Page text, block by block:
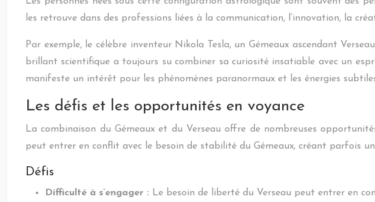
les retrouve dans des professions liées à la communication, l’innovation, la
Par exemple, le célèbre inventeur Nikola Tesla, un Gémeaux ascendant
brillant scientifique a toujours su combiner sa curiosité insatiable avec un
manifeste un intérêt pour les phénomènes paranormaux et les énergies
Les défis et les opportunités en voyance
La combinaison du Gémeaux et du Verseau offre de nombreuses
peut entrer en conflit avec le besoin de stabilité du Gémeaux, créant parfois
Défis
Difficulté à s’engager : Le besoin de liberté du Verseau peut entrer en